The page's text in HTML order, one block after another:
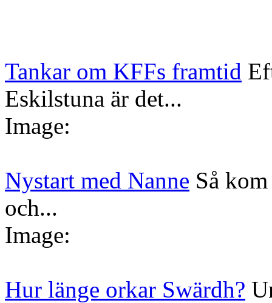
Tankar om KFFs framtid
Eskilstuna är det...
Image:
Nystart med Nanne Så
och...
Image:
Hur länge orkar Swärdh?